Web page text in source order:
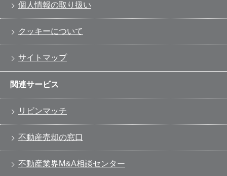
個人情報の取り扱い
クッキーについて
サイトマップ
関連サービス
リビンマッチ
不動産売却の窓口
不動産業界M&A相談センター